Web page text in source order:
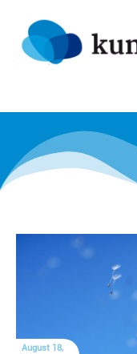
August 18,